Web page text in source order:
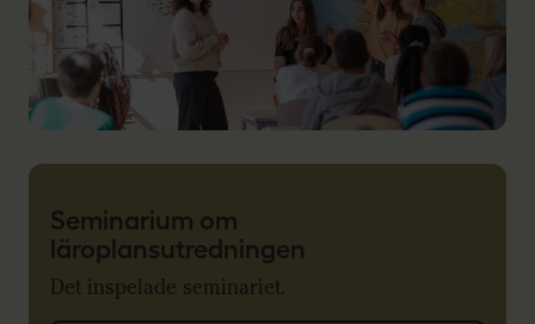
Seminarium om
läroplansutredningen
Det inspelade seminariet.